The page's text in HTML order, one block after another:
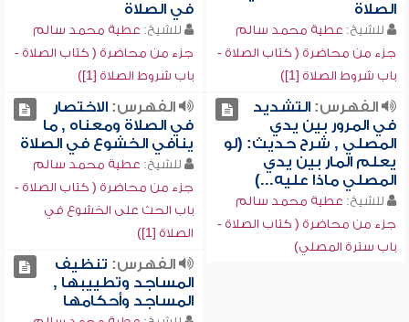
الصلاة
للشيخ: عطية محمد سالم
جزء من محاضرة ( كتاب الصلاة -
باب شروط الصلاة [1])
في الصلاة
للشيخ: عطية محمد سالم
جزء من محاضرة ( كتاب الصلاة -
باب شروط الصلاة [1])
الفهرس:التشديد
في المرور بين يدي
المصلي , شرح حديث: (لو
يعلم المار بين يدي
المصلي ماذا عليه...)
للشيخ: عطية محمد سالم
جزء من محاضرة ( كتاب الصلاة -
باب سترة المصلي)
الفهرس:الاختصار
في الصلاة ومعناه , ما
ينافي الخشوع في الصلاة
للشيخ: عطية محمد سالم
جزء من محاضرة ( كتاب الصلاة -
باب الحث على الخشوع في
الصلاة [1])
الفهرس: تنظيف
المساجد وتطييبها ,
المساجد وأحكامها